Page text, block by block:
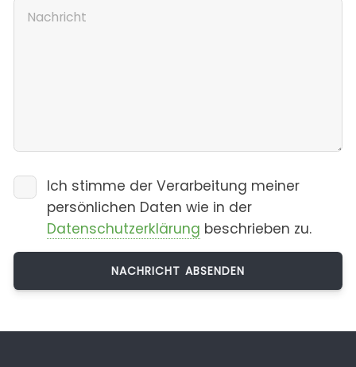
Ich stimme der Verarbeitung meiner
persönlichen Daten wie in der
Datenschutzerklärung beschrieben zu.